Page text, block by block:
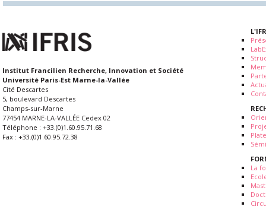
Institut Francilien Recherche, Innovation et Société
Université Paris-Est Marne-la-Vallée
Cité Descartes
5, boulevard Descartes
Champs-sur-Marne
77454 MARNE-LA-VALLÉE Cedex 02
Téléphone : +33.(0)1.60.95.71.68
Fax : +33.(0)1.60.95.72.38
La